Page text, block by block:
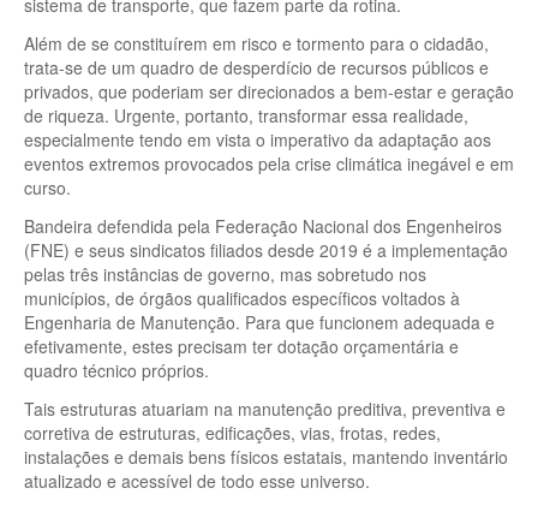
sistema de transporte, que fazem parte da rotina.
Além de se constituírem em risco e tormento para o cidadão,
trata-se de um quadro de desperdício de recursos públicos e
privados, que poderiam ser direcionados a bem-estar e geração
de riqueza. Urgente, portanto, transformar essa realidade,
especialmente tendo em vista o imperativo da adaptação aos
eventos extremos provocados pela crise climática inegável e em
curso.
Bandeira defendida pela Federação Nacional dos Engenheiros
(FNE) e seus sindicatos filiados desde 2019 é a implementação
pelas três instâncias de governo, mas sobretudo nos
municípios, de órgãos qualificados específicos voltados à
Engenharia de Manutenção. Para que funcionem adequada e
efetivamente, estes precisam ter dotação orçamentária e
quadro técnico próprios.
Tais estruturas atuariam na manutenção preditiva, preventiva e
corretiva de estruturas, edificações, vias, frotas, redes,
instalações e demais bens físicos estatais, mantendo inventário
atualizado e acessível de todo esse universo.